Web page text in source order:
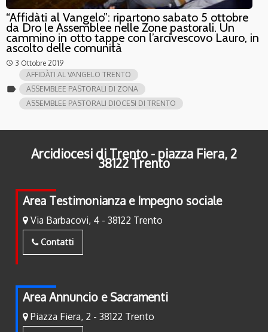
“Affidàti al Vangelo”: ripartono sabato 5 ottobre
da Dro le Assemblee nelle Zone pastorali. Un
cammino in otto tappe con l’arcivescovo Lauro, in
ascolto delle comunità
access_time 3 Ottobre 2019
label
AFFIDÀTI AL VANGELO TRENTO
ASSEMBLEE PASTORALI DI ZONA
ASSEMBLEE PASTORALI DIOCESI DI TRENTO
Arcidiocesi di Trento - piazza Fiera, 2
38122 Trento
Area Testimonianza e Impegno sociale
Via Barbacovi, 4 - 38122 Trento
Contatti
Area Annuncio e Sacramenti
Piazza Fiera, 2 - 38122 Trento